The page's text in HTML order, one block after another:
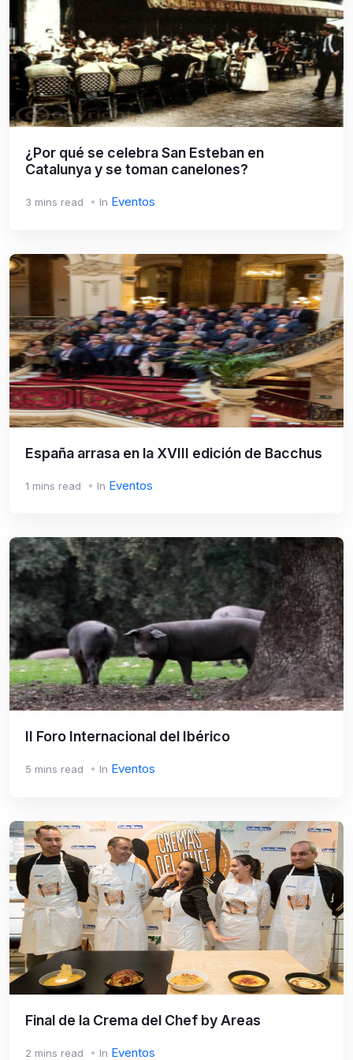
¿Por qué se celebra San Esteban en
Catalunya y se toman canelones?
3 mins read In Eventos
España arrasa en la XVIII edición de Bacchus
1 mins read In Eventos
II Foro Internacional del Ibérico
5 mins read In Eventos
Final de la Crema del Chef by Areas
2 mins read In Eventos